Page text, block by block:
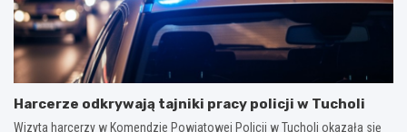
Harcerze odkrywają tajniki pracy policji w Tucholi
Wizyta harcerzy w Komendzie Powiatowej Policji w Tucholi okazała się